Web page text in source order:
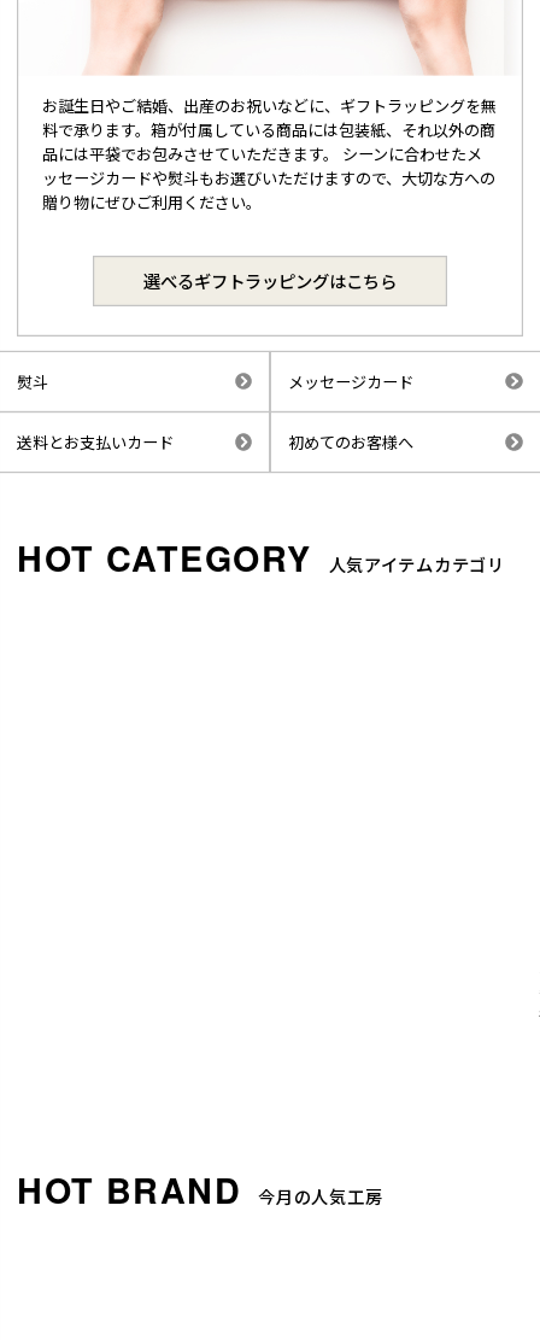
お誕生日やご結婚、出産のお祝いなどに、ギフトラッピングを無
料で承ります。箱が付属している商品には包装紙、それ以外の商
品には平袋でお包みさせていただきます。 シーンに合わせたメ
ッセージカードや熨斗もお選びいただけますので、大切な方への
贈り物にぜひご利用ください。
選べるギフトラッピングはこちら
熨斗 メッセージカード
送料とお支払いカード 初めてのお客様へ
人気アイテムカテゴリ
今月の人気工房